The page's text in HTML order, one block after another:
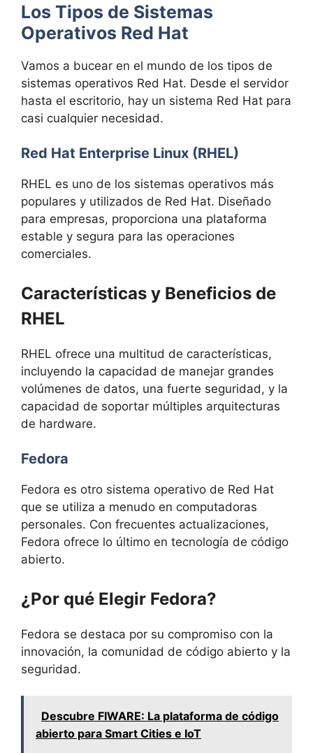
Los Tipos de Sistemas
Operativos Red Hat
Vamos a bucear en el mundo de los tipos de
sistemas operativos Red Hat. Desde el servidor
hasta el escritorio, hay un sistema Red Hat para
casi cualquier necesidad.
Red Hat Enterprise Linux (RHEL)
RHEL es uno de los sistemas operativos más
populares y utilizados de Red Hat. Diseñado
para empresas, proporciona una plataforma
estable y segura para las operaciones
comerciales.
Características y Beneficios de
RHEL
RHEL ofrece una multitud de características,
incluyendo la capacidad de manejar grandes
volúmenes de datos, una fuerte seguridad, y la
capacidad de soportar múltiples arquitecturas
de hardware.
Fedora
Fedora es otro sistema operativo de Red Hat
que se utiliza a menudo en computadoras
personales. Con frecuentes actualizaciones,
Fedora ofrece lo último en tecnología de código
abierto.
¿Por qué Elegir Fedora?
Fedora se destaca por su compromiso con la
innovación, la comunidad de código abierto y la
seguridad.
Descubre FIWARE: La plataforma de código
abierto para Smart Cities e IoT